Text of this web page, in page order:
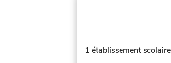
1 établissement scolaire